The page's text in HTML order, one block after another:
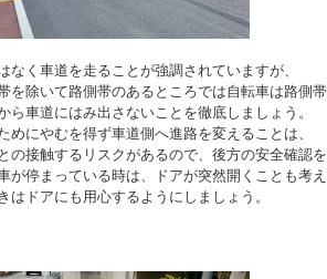
なく車道を走ることが強調されていますが、
を除いて路側帯のあるところでは自転車は路側
ら車道にはみ出さないことを徹底しましょう。
めにやむを得ず車道側へ進路を変えることは、
の接触するリスクがあるので、後方の安全確認
が停まっている時は、ドアが突然開くことも考
はドアにも用心するようにしましょう。